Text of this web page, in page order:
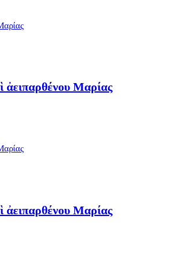
ἀειπαρθένου Μαρίας
ἀειπαρθένου Μαρίας